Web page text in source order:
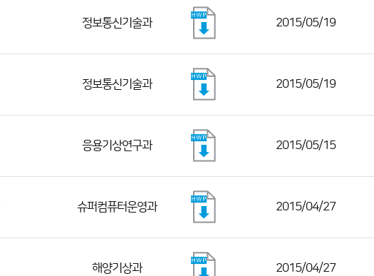
정보통신기술과 2015/05/19
정보통신기술과 2015/05/19
응용기상연구과 2015/05/15
슈퍼컴퓨터운영과 2015/04/27
해양기상과 2015/04/27